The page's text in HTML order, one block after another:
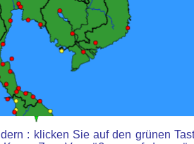
: klicken Sie auf den grünen